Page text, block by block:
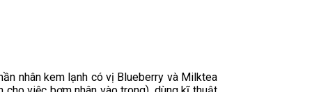
nhân kem lạnh có vị Blueberry và Milktea